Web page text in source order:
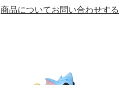
商品についてお問い合わせする